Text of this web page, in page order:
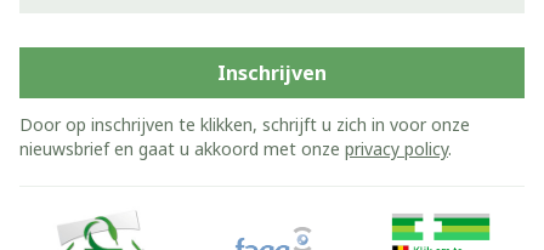
Inschrijven
Door op inschrijven te klikken, schrijft u zich in voor onze
nieuwsbrief en gaat u akkoord met onze privacy policy.